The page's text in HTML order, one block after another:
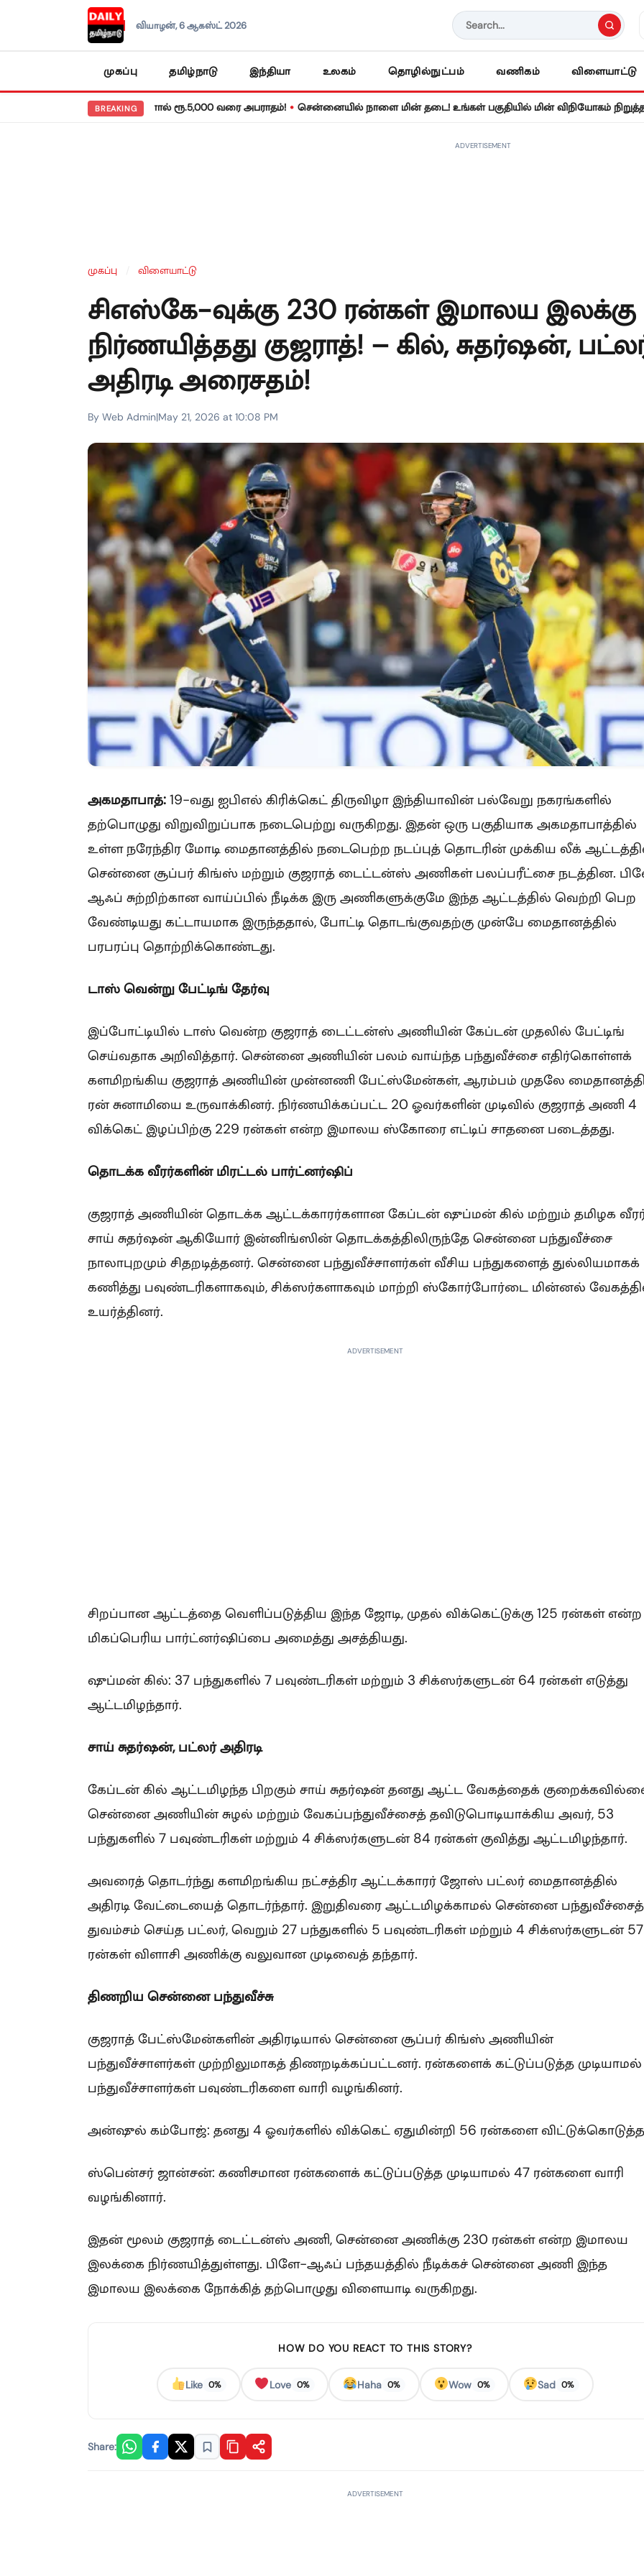
வியாழன், 6 ஆகஸ்ட் 2026
முகப்பு தமிழ்நாடு இந்தியா உலகம் தொழில்நுட்பம் வணிகம் விளையாட்டு
BREAKING
காலக்கெடு – தவறினால் ரூ.5,000 வரை அபராதம்! • சென்னையில் நாளை மின் தடை! உங்கள் பகுதியில் மின் விநியோகம்
ADVERTISEMENT
முகப்பு விளையாட்டு
சிஎஸ்கே-வுக்கு 230 ரன்கள் இமாலய இலக்கு
நிர்ணயித்தது குஜராத்! – கில், சுதர்ஷன்,
அதிரடி அரைசதம்!
By Web Admin|May 21, 2026 at 10:08 PM
அகமதாபாத்: 19-வது ஐபிஎல் கிரிக்கெட் திருவிழா இந்தியாவின் பல்வேறு நகரங்களில்
தற்பொழுது விறுவிறுப்பாக நடைபெற்று வருகிறது. இதன் ஒரு பகுதியாக அகமதாபாத்தில்
உள்ள நரேந்திர மோடி மைதானத்தில் நடைபெற்ற நடப்புத் தொடரின் முக்கிய லீக்
சென்னை சூப்பர் கிங்ஸ் மற்றும் குஜராத் டைட்டன்ஸ் அணிகள் பலப்பரீட்சை நடத்தின.
ஆஃப் சுற்றிற்கான வாய்ப்பில் நீடிக்க இரு அணிகளுக்குமே இந்த ஆட்டத்தில் வெற்றி பெற
வேண்டியது கட்டாயமாக இருந்ததால், போட்டி தொடங்குவதற்கு முன்பே மைதானத்தில்
பரபரப்பு தொற்றிக்கொண்டது.
டாஸ் வென்று பேட்டிங் தேர்வு
இப்போட்டியில் டாஸ் வென்ற குஜராத் டைட்டன்ஸ் அணியின் கேப்டன் முதலில் பேட்டிங்
செய்வதாக அறிவித்தார். சென்னை அணியின் பலம் வாய்ந்த பந்துவீச்சை எதிர்கொள்ளக்
களமிறங்கிய குஜராத் அணியின் முன்னணி பேட்ஸ்மேன்கள், ஆரம்பம் முதலே
ரன் சுனாமியை உருவாக்கினர். நிர்ணயிக்கப்பட்ட 20 ஓவர்களின் முடிவில் குஜராத் அணி 4
விக்கெட் இழப்பிற்கு 229 ரன்கள் என்ற இமாலய ஸ்கோரை எட்டிப் சாதனை படைத்தது.
தொடக்க வீரர்களின் மிரட்டல் பார்ட்னர்ஷிப்
குஜராத் அணியின் தொடக்க ஆட்டக்காரர்களான கேப்டன் ஷுப்மன் கில் மற்றும் தமிழக
சாய் சுதர்ஷன் ஆகியோர் இன்னிங்ஸின் தொடக்கத்திலிருந்தே சென்னை பந்துவீச்சை
நாலாபுறமும் சிதறடித்தனர். சென்னை பந்துவீச்சாளர்கள் வீசிய பந்துகளைத் துல்லியமாகக்
கணித்து பவுண்டரிகளாகவும், சிக்ஸர்களாகவும் மாற்றி ஸ்கோர்போர்டை மின்னல்
உயர்த்தினர்.
ADVERTISEMENT
சிறப்பான ஆட்டத்தை வெளிப்படுத்திய இந்த ஜோடி, முதல் விக்கெட்டுக்கு 125 ரன்கள் என்ற
மிகப்பெரிய பார்ட்னர்ஷிப்பை அமைத்து அசத்தியது.
ஷுப்மன் கில்: 37 பந்துகளில் 7 பவுண்டரிகள் மற்றும் 3 சிக்ஸர்களுடன் 64 ரன்கள் எடுத்து
ஆட்டமிழந்தார்.
சாய் சுதர்ஷன், பட்லர் அதிரடி
கேப்டன் கில் ஆட்டமிழந்த பிறகும் சாய் சுதர்ஷன் தனது ஆட்ட வேகத்தைக்
சென்னை அணியின் சுழல் மற்றும் வேகப்பந்துவீச்சைத் தவிடுபொடியாக்கிய அவர், 53
பந்துகளில் 7 பவுண்டரிகள் மற்றும் 4 சிக்ஸர்களுடன் 84 ரன்கள் குவித்து ஆட்டமிழந்தார்.
அவரைத் தொடர்ந்து களமிறங்கிய நட்சத்திர ஆட்டக்காரர் ஜோஸ் பட்லர் மைதானத்தில்
அதிரடி வேட்டையைத் தொடர்ந்தார். இறுதிவரை ஆட்டமிழக்காமல் சென்னை பந்துவீச்சைத்
துவம்சம் செய்த பட்லர், வெறும் 27 பந்துகளில் 5 பவுண்டரிகள் மற்றும் 4 சிக்ஸர்களுடன் 57
ரன்கள் விளாசி அணிக்கு வலுவான முடிவைத் தந்தார்.
திணறிய சென்னை பந்துவீச்சு
குஜராத் பேட்ஸ்மேன்களின் அதிரடியால் சென்னை சூப்பர் கிங்ஸ் அணியின்
பந்துவீச்சாளர்கள் முற்றிலுமாகத் திணறடிக்கப்பட்டனர். ரன்களைக் கட்டுப்படுத்த முடியாமல்
பந்துவீச்சாளர்கள் பவுண்டரிகளை வாரி வழங்கினர்.
அன்ஷுல் கம்போஜ்: தனது 4 ஓவர்களில் விக்கெட் ஏதுமின்றி 56 ரன்களை
ஸ்பென்சர் ஜான்சன்: கணிசமான ரன்களைக் கட்டுப்படுத்த முடியாமல் 47 ரன்களை வாரி
வழங்கினார்.
இதன் மூலம் குஜராத் டைட்டன்ஸ் அணி, சென்னை அணிக்கு 230 ரன்கள் என்ற இமாலய
இலக்கை நிர்ணயித்துள்ளது. பிளே-ஆஃப் பந்தயத்தில் நீடிக்கச் சென்னை அணி இந்த
இமாலய இலக்கை நோக்கித் தற்பொழுது விளையாடி வருகிறது.
HOW DO YOU REACT TO THIS STORY?
Like 0% Love 0% Haha 0% Wow 0% Sad 0%
Share:
ADVERTISEMENT